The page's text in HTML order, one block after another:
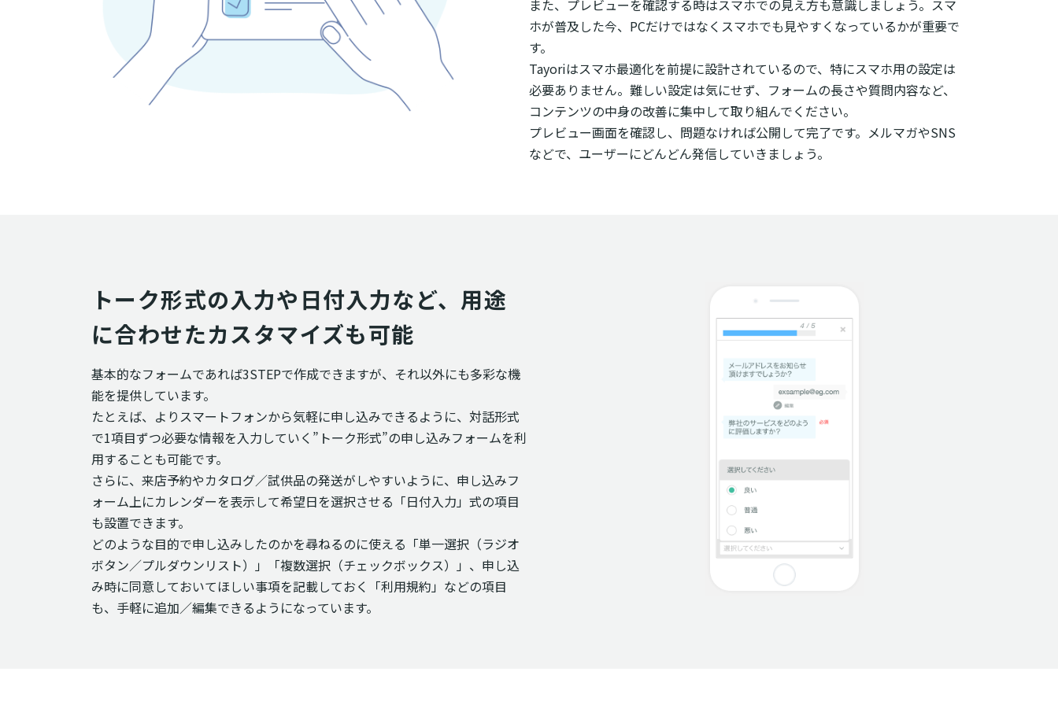
また、プレビューを確認する時はスマホでの見え方も意識しましょう。スマ
ホが普及した今、PCだけではなくスマホでも見やすくなっているかが重要で
す。
Tayoriはスマホ最適化を前提に設計されているので、特にスマホ用の設定は
必要ありません。難しい設定は気にせず、フォームの長さや質問内容など、
コンテンツの中身の改善に集中して取り組んでください。
プレビュー画面を確認し、問題なければ公開して完了です。メルマガやSNS
などで、ユーザーにどんどん発信していきましょう。
トーク形式の入力や日付入力など、用途
に合わせたカスタマイズも可能
基本的なフォームであれば3STEPで作成できますが、それ以外にも多彩な機
能を提供しています。
たとえば、よりスマートフォンから気軽に申し込みできるように、対話形式
で1項目ずつ必要な情報を入力していく”トーク形式”の申し込みフォームを利
用することも可能です。
さらに、来店予約やカタログ／試供品の発送がしやすいように、申し込みフ
ォーム上にカレンダーを表示して希望日を選択させる「日付入力」式の項目
も設置できます。
どのような目的で申し込みしたのかを尋ねるのに使える「単一選択（ラジオ
ボタン／プルダウンリスト）」「複数選択（チェックボックス）」、申し込
み時に同意しておいてほしい事項を記載しておく「利用規約」などの項目
も、手軽に追加／編集できるようになっています。